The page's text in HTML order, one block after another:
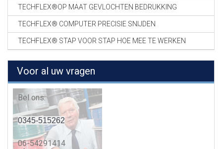
TECHFLEX®OP MAAT GEVLOCHTEN BEDRUKKING
TECHFLEX® COMPUTER PRECISIE SNIJDEN
TECHFLEX® STAP VOOR STAP HOE MEE TE WERKEN
Voor al uw vragen
Bel ons:
0345-515262
06-54291414